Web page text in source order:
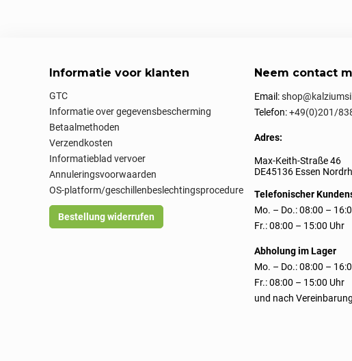
Informatie voor klanten
GTC
Informatie over gegevensbescherming
Betaalmethoden
Verzendkosten
Informatieblad vervoer
Annuleringsvoorwaarden
OS-platform/geschillenbeslechtingsprocedure
Bestellung widerrufen
Neem contact
Email:
Telefon:+49(0)201/
Adres:
Max-Keith-Straße 46
DE45136 Essen
Telefonischer
Mo. – Do.: 08:00 –
Fr.: 08:00 – 15:00 Uhr
Abholung im Lager
Mo. – Do.: 08:00 –
Fr.: 08:00 – 15:00 Uhr
und nach Vereinbarung